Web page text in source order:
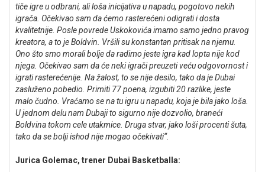
tiče igre u odbrani, ali loša inicijativa u napadu, pogotovo nekih
igrača. Očekivao sam da ćemo rasterećeni odigrati i dosta
kvalitetnije. Posle povrede Uskokovića imamo samo jedno pravog
kreatora, a to je Boldvin. Vršili su konstantan pritisak na njemu.
Ono što smo morali bolje da radimo jeste igra kad lopta nije kod
njega. Očekivao sam da će neki igrači preuzeti veću odgovornost i
igrati rasterećenije. Na žalost, to se nije desilo, tako da je Dubai
zasluženo pobedio. Primiti 77 poena, izgubiti 20 razlike, jeste
malo čudno. Vraćamo se na tu igru u napadu, koja je bila jako loša.
U jednom delu nam Dubaji to sigurno nije dozvolio, braneći
Boldvina tokom cele utakmice. Druga stvar, jako loši procenti šuta,
tako da se bolji ishod nije mogao očekivati“.
Jurica Golemac, trener Dubai Basketballa: